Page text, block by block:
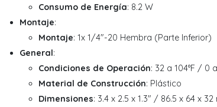
Consumo de Energía: 8.2 W
Montaje:
Montaje: 1x 1/4"-20 Hembra (Parte Inferior)
General:
Condiciones de Operación: 32 a 104°F / 0
Material de Construcción: Plástico
Dimensiones: 3.4 x 2.5 x 1.3" / 86.5 x 64 x